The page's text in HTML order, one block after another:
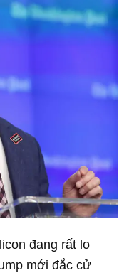
đang rất lo
mới đắc cử